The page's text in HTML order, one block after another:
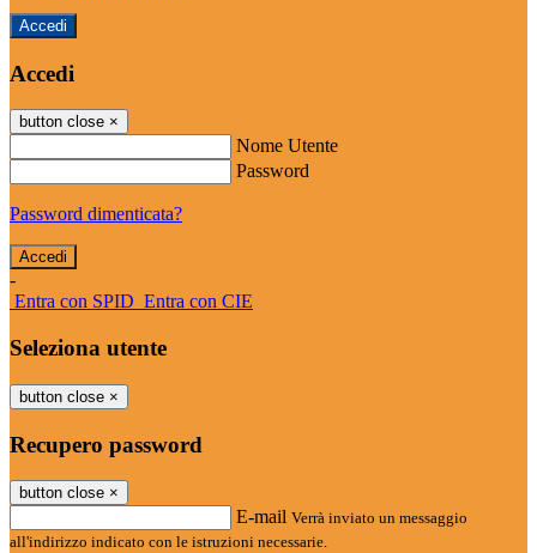
Accedi
Accedi
button close ×
Nome Utente
Password
Password dimenticata?
-
Entra con SPID Entra con CIE
Seleziona utente
button close ×
Recupero password
button close ×
E-mail Verrà inviato un messaggio
all'indirizzo indicato con le istruzioni necessarie.